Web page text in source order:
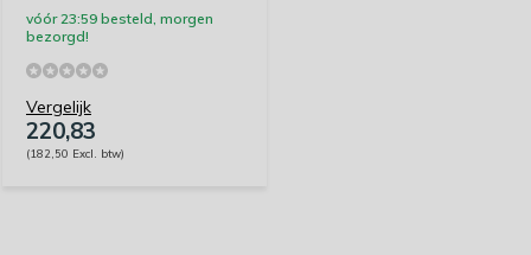
vóór 23:59 besteld, morgen
bezorgd!
Vergelijk
220,83
(182,50 Excl. btw)